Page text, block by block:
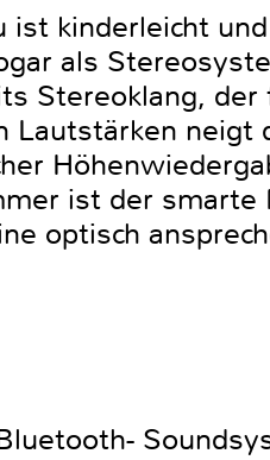
kinderleicht
als
Stereoklang,
Lautstärken
ist der
optisch